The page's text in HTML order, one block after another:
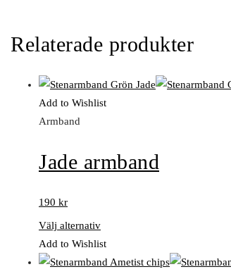
Relaterade produkter
Add to Wishlist
Armband
Jade armband
190 kr
Välj alternativ
Add to Wishlist